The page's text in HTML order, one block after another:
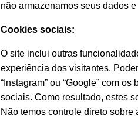
não armazenamos seus dados
Cookies sociais:
O site inclui outras
experiência dos visitantes.
“Instagram” ou “Google” com
sociais. Como resultado, estes
Não temos controle direto